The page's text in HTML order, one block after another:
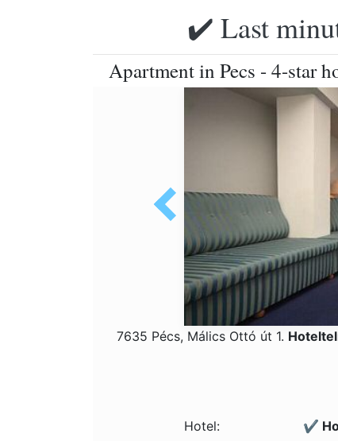
✔️ Last
Apartment in Pecs - 4-star
7635 Pécs, Málics Ottó út 1.
Hotel: ✔️